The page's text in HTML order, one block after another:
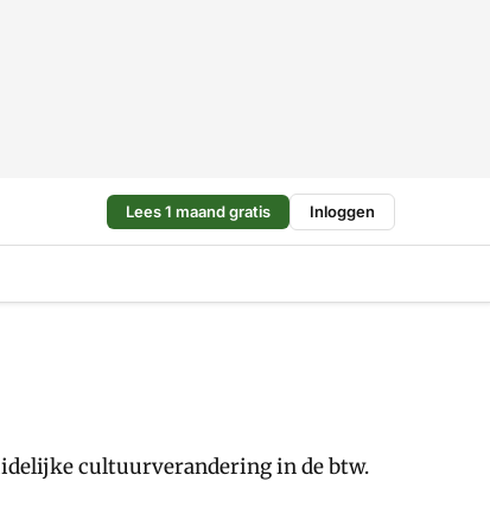
Lees 1 maand gratis Inloggen
cultuurverandering in de btw.